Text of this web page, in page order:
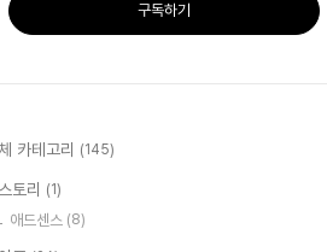
구독하기
카테고리 (145)
토리 (1)
애드센스 (8)